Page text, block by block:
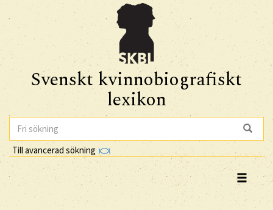
Svenskt kvinnobiografiskt
lexikon
Till avancerad sökning